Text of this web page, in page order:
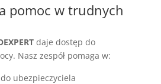
pomoc w trudnych
daje dostęp do
Nasz zespół pomaga w:
ubezpieczyciela